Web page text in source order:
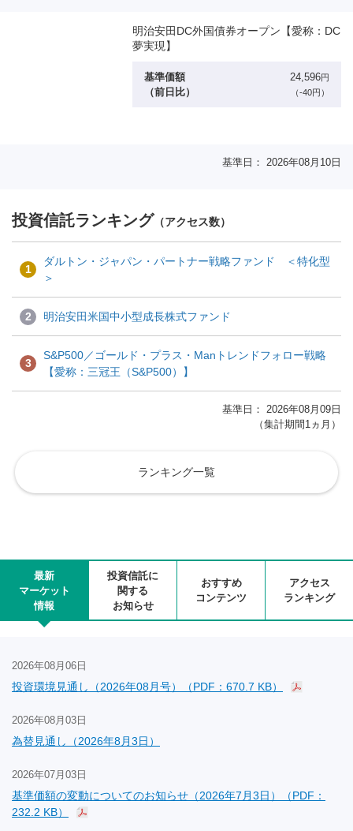
明治安田DC外国債券オープン【愛称：DC
夢実現】
基準価額
（前日比）
24,596円
（-40円）
基準日： 2026年08月10日
投資信託ランキング （アクセス数）
1
ダルトン・ジャパン・パートナー戦略ファンド ＜特化型
＞
2 明治安田米国中小型成長株式ファンド
3
S&P500／ゴールド・プラス・Manトレンドフォロー戦略
【愛称：三冠王（S&P500）】
基準日： 2026年08月09日
（集計期間1ヵ月）
ランキング一覧
最新
マーケット
情報
投資信託に
関する
お知らせ
おすすめ
コンテンツ
アクセス
ランキング
2026年08月06日
投資環境見通し（2026年08月号）（PDF：670.7 KB）
2026年08月03日
為替見通し（2026年8月3日）
2026年07月03日
基準価額の変動についてのお知らせ（2026年7月3日）（PDF：
232.2 KB）